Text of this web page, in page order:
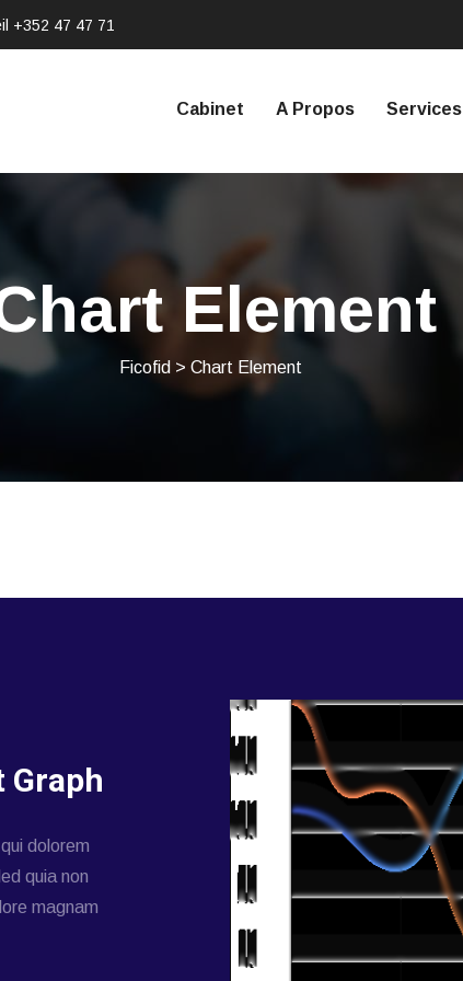
+352 47 47 71
Cabinet A Propos Services
Element
Ficofid > Chart Element
dolorem
quia non
magnam